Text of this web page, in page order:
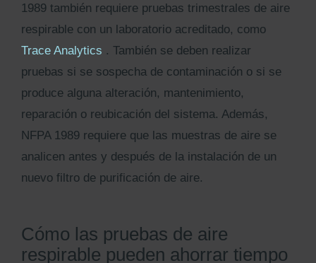
1989 también requiere pruebas trimestrales de aire
respirable con un laboratorio acreditado, como
Trace Analytics . También se deben realizar
pruebas si se sospecha de contaminación o si se
produce alguna alteración, mantenimiento,
reparación o reubicación del sistema. Además,
NFPA 1989 requiere que las muestras de aire se
analicen antes y después de la instalación de un
nuevo filtro de purificación de aire.
Cómo las pruebas de aire
respirable pueden ahorrar tiempo